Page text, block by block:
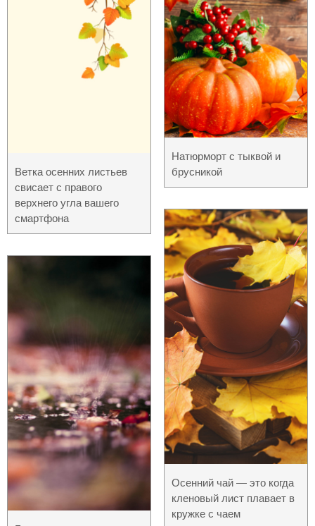
Ветка осенних листьев
свисает с правого
верхнего угла вашего
смартфона
Натюрморт с тыквой и
брусникой
Осенний чай — это когда
кленовый лист плавает в
кружке с чаем